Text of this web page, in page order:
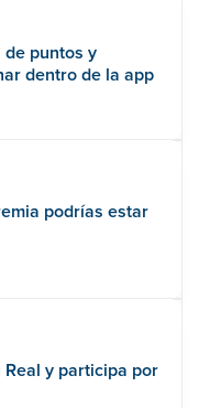
de puntos y
dentro de la app
podrías estar
Real y participa por